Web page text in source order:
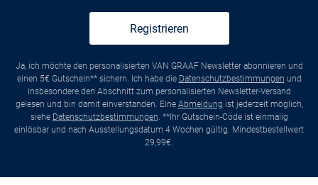
Registrieren
Ja, ich möchte den personalisierten VAN GRAAF Newsletter abonnieren und
einen 5€ Gutschein** sichern. Ich habe die Datenschutzbestimmungen und
insbesondere den Abschnitt zum personalisierten Newsletter-Versand
gelesen und bin damit einverstanden. Eine Abmeldung ist jederzeit möglich,
siehe Datenschutzbestimmungen. **Ihr Gutschein-Code ist einmalig
einlösbar und nach Ausstellungsdatum 4 Wochen gültig. Mindestbestellwert
29,99€.